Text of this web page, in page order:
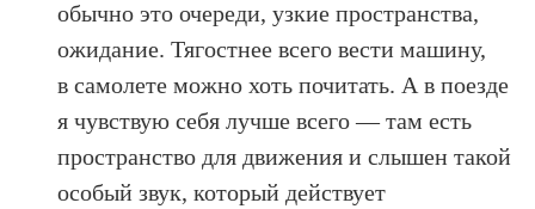
обычно это очереди, узкие пространства,
ожидание. Тягостнее всего вести машину,
в самолете можно хоть почитать. А в поезде
я чувствую себя лучше всего — там есть
пространство для движения и слышен такой
особый звук, который действует